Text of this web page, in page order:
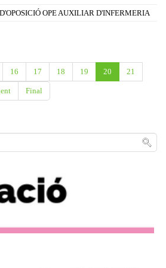
OPE AUXILIAR D'INFERMERIA
16 17 18 19 20 21
Final